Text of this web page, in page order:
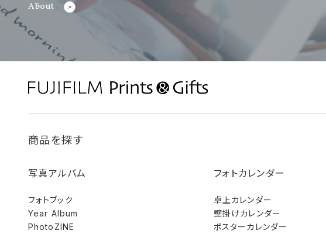
About
商品を探す
写真アルバム
フォトブック
Year Album
PhotoZINE
フォトカレンダー
卓上カレンダー
壁掛けカレンダー
ポスターカレンダー